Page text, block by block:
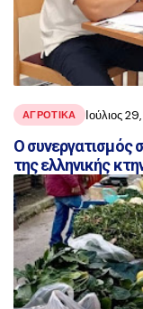
ΑΓΡΟΤΙΚΑ Ιούλιος
Ο συνεργατισμός
της ελληνικής